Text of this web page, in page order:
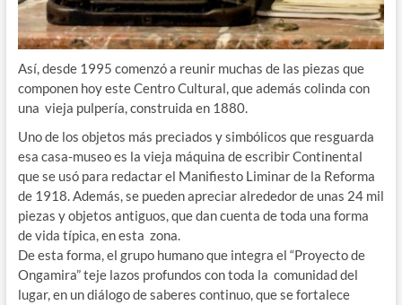
Así, desde 1995 comenzó a reunir muchas de las piezas que
componen hoy este Centro Cultural, que además colinda con
una vieja pulpería, construida en 1880.
Uno de los objetos más preciados y simbólicos que resguarda
esa casa-museo es la vieja máquina de escribir Continental
que se usó para redactar el Manifiesto Liminar de la Reforma
de 1918. Además, se pueden apreciar alrededor de unas 24 mil
piezas y objetos antiguos, que dan cuenta de toda una forma
de vida típica, en esta zona.
De esta forma, el grupo humano que integra el “Proyecto de
Ongamira” teje lazos profundos con toda la comunidad del
lugar, en un diálogo de saberes continuo, que se fortalece